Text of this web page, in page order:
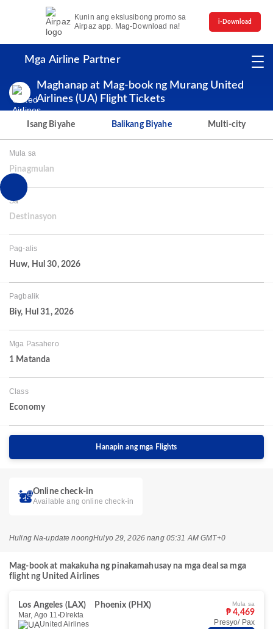
Kunin ang ekslusibong promo sa
Airpaz app. Mag-Download na!
i-Download
Mga Airline Partner
Maghanap at Mag-book ng Murang United
Airlines (UA) Flight Tickets
Isang Biyahe Balikang Biyahe Multi-city
Mula sa
Pinagmulan
Sa
Destinasyon
Pag-alis
Huw, Hul 30, 2026
Pagbalik
Biy, Hul 31, 2026
Mga Pasahero
1 Matanda
Class
Economy
Hanapin ang mga Flights
Online check-in
Available ang online check-in
Huling Na-update noongHulyo 29, 2026 nang 05:31 AM GMT+0
Mag-book at makakuha ng pinakamahusay na mga deal sa mga
flight ng United Airlines
Los Angeles (LAX)
Phoenix (PHX)
Mar, Ago 11 DIrekta
United Airlines
Mula sa
₱ 4,469
Presyo/ Pax